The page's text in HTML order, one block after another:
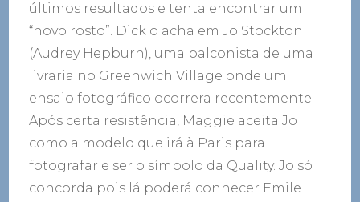
últimos resultados e tenta encontrar um
“novo rosto”. Dick o acha em Jo Stockton
(Audrey Hepburn), uma balconista de uma
livraria no Greenwich Village onde um
ensaio fotográfico ocorrera recentemente.
Após certa resistência, Maggie aceita Jo
como a modelo que irá à Paris para
fotografar e ser o símbolo da Quality. Jo só
concorda pois lá poderá conhecer Emile